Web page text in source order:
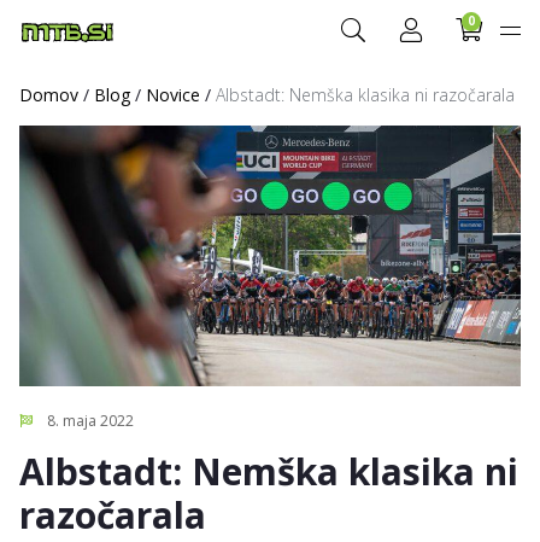
0
Domov / Blog/ Novice / Albstadt: Nemška klasika ni razočarala
8. maja 2022
Albstadt: Nemška klasika ni
razočarala